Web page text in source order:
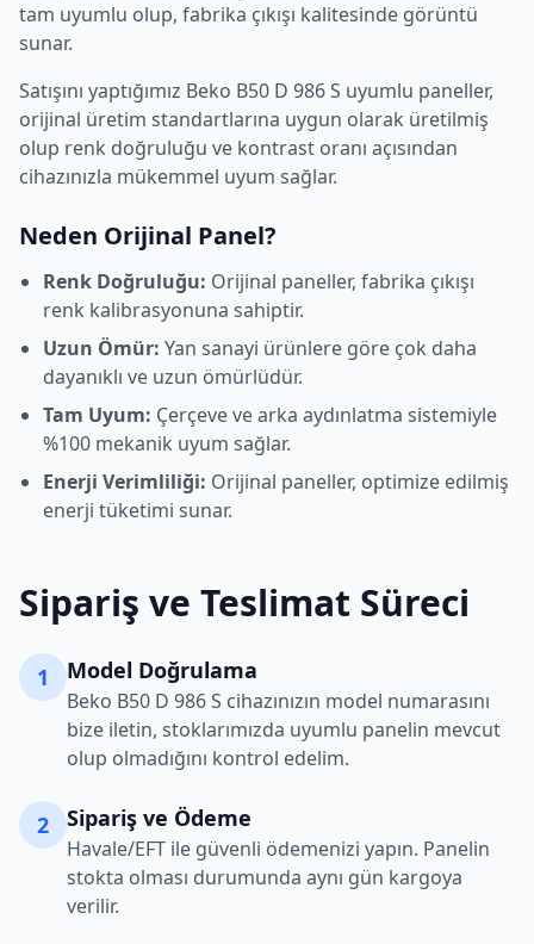
tam uyumlu olup, fabrika çıkışı kalitesinde görüntü
sunar.
Satışını yaptığımız Beko B50 D 986 S uyumlu paneller,
orijinal üretim standartlarına uygun olarak üretilmiş
olup renk doğruluğu ve kontrast oranı açısından
cihazınızla mükemmel uyum sağlar.
Neden Orijinal Panel?
Renk Doğruluğu: Orijinal paneller, fabrika çıkışı
renk kalibrasyonuna sahiptir.
Uzun Ömür: Yan sanayi ürünlere göre çok daha
dayanıklı ve uzun ömürlüdür.
Tam Uyum: Çerçeve ve arka aydınlatma sistemiyle
%100 mekanik uyum sağlar.
Enerji Verimliliği: Orijinal paneller, optimize edilmiş
enerji tüketimi sunar.
Sipariş ve Teslimat Süreci
1 Model Doğrulama
Beko B50 D 986 S cihazınızın model numarasını
bize iletin, stoklarımızda uyumlu panelin mevcut
olup olmadığını kontrol edelim.
2 Sipariş ve Ödeme
Havale/EFT ile güvenli ödemenizi yapın. Panelin
stokta olması durumunda aynı gün kargoya
verilir.